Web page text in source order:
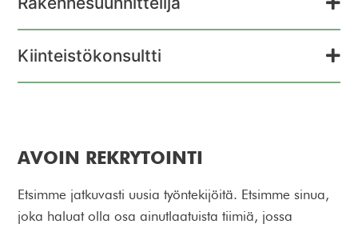
Kiinteistökonsultti
AVOIN REKRYTOINTI
Etsimme jatkuvasti uusia työntekijöitä. Etsimme sinua,
joka haluat olla osa ainutlaatuista tiimiä, jossa